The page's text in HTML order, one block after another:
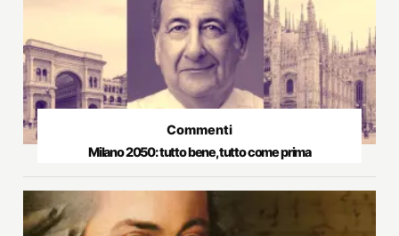
Commenti
Milano 2050: tutto bene, tutto come prima